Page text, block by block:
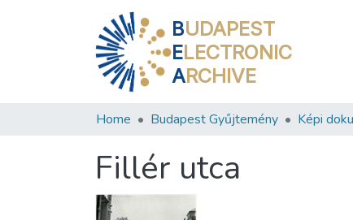
BUDAPEST
ELECTRONIC
ARCHIVE
Home Budapest Gyűjtemény Képi
Fillér utca